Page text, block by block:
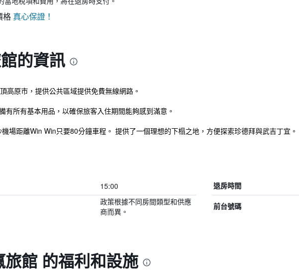
格 真心保證！
的資訊
高原市，提供公共區域提供免費無線網路。
有所有基本用品，以確保旅客入住期間能夠感到滿意。
場距離Win Win只要80分鐘車程。 提供了一個理想的下榻之地，方便探索珍德拜與武吉丁宜。
15:00 退房時間
政策根據不同房間類型和供應
商而異。
前台號碼
旅館 的福利和設施